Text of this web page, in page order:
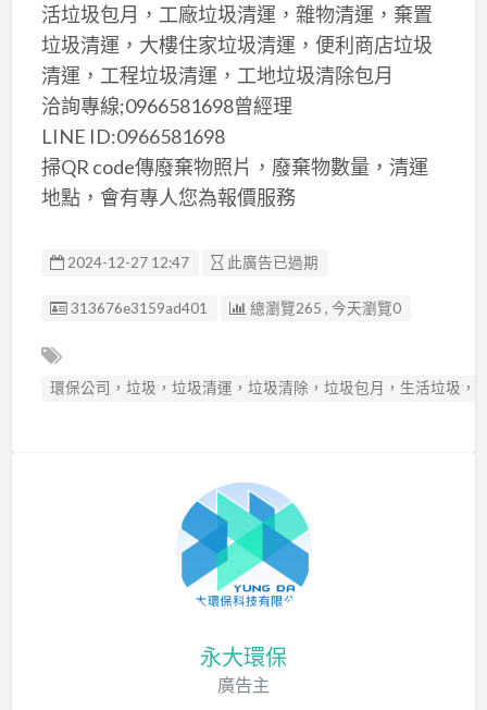
活垃圾包月，工廠垃圾清運，雜物清運，棄置
垃圾清運，大樓住家垃圾清運，便利商店垃圾
清運，工程垃圾清運，工地垃圾清除包月
洽詢專線;0966581698曾經理
LINE ID:0966581698
掃QR code傳廢棄物照片，廢棄物數量，清運
地點，會有專人您為報價服務
2024-12-27 12:47 此廣告已過期
廣告编號
313676e3159ad401 總瀏覽265 , 今天瀏覽0
環保公司，垃圾，垃圾清運，垃圾清除，垃圾包月，生活垃圾
永大環保
廣告主